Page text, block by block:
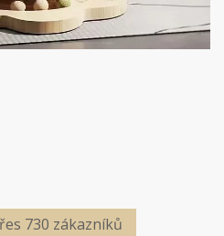
730 zákazníků